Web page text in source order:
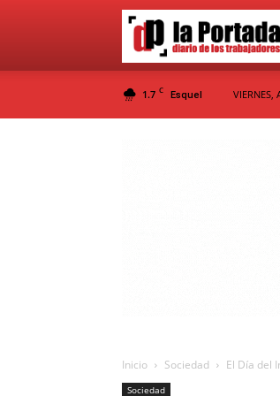
1.7 C Esquel VIERNES,
Inicio Sociedad El Día del
Sociedad